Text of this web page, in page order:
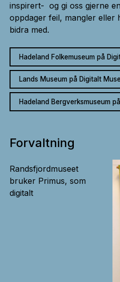
inspirert- og gi oss gjerne
oppdager feil, mangler eller
bidra med.
Hadeland Folkemuseum på
Lands Museum på Digitalt
Hadeland Bergverksmuseum
Forvaltning
Randsfjordmuseet
bruker Primus, som
digitalt